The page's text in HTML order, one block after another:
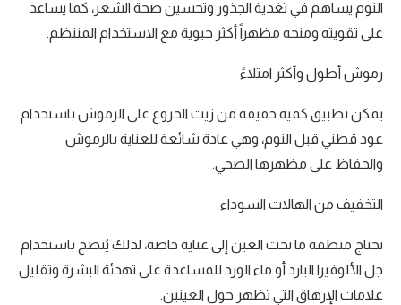
النوم يساهم في تغذية الجذور وتحسين صحة الشعر، كما يساعد
على تقويته ومنحه مظهراً أكثر حيوية مع الاستخدام المنتظم.
رموش أطول وأكثر امتلاءً
يمكن تطبيق كمية خفيفة من زيت الخروع على الرموش باستخدام
عود قطني قبل النوم، وهي عادة شائعة للعناية بالرموش
والحفاظ على مظهرها الصحي.
التخفيف من الهالات السوداء
تحتاج منطقة ما تحت العين إلى عناية خاصة، لذلك يُنصح باستخدام
جل الألوفيرا البارد أو ماء الورد للمساعدة على تهدئة البشرة وتقليل
علامات الإرهاق التي تظهر حول العينين.